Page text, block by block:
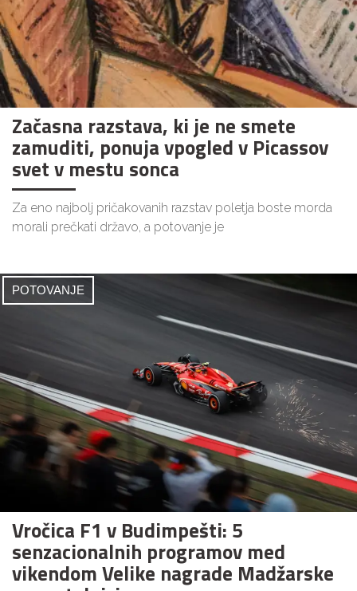
Začasna razstava, ki je ne smete
zamuditi, ponuja vpogled v Picassov
svet v mestu sonca
Za eno najbolj pričakovanih razstav poletja boste morda
morali prečkati državo, a potovanje je
POTOVANJE
Vročica F1 v Budimpešti: 5
senzacionalnih programov med
vikendom Velike nagrade Madžarske